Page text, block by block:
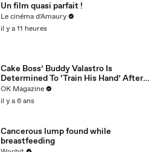
Un film quasi parfait !
Le cinéma d'Amaury
il y a 11 heures
Cake Boss’ Buddy Valastro Is
Determined To ‘Train His Hand’ After
Accident: Watch
OK Magazine
il y a 6 ans
Cancerous lump found while
breastfeeding